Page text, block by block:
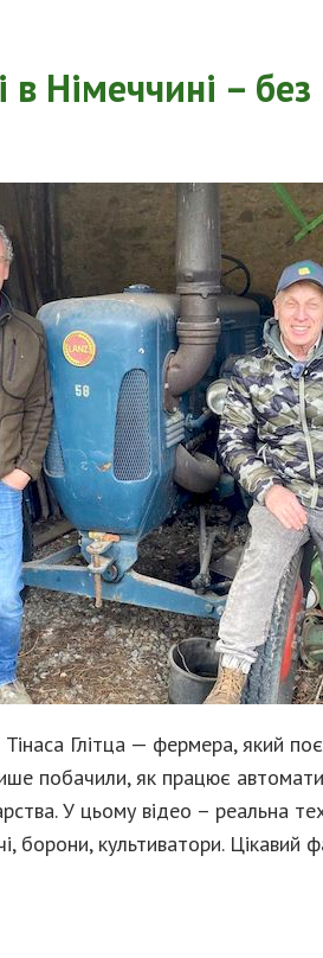
Німеччині – без
Глітца — фермера, який
побачили, як працює
У цьому відео – реальна
борони, культиватори. Цікавий